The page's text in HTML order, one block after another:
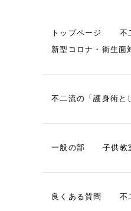
トップページ 不
新型コロナ・衛生面
不二流の「護身術と
一般の部 子供教
良くある質問 不